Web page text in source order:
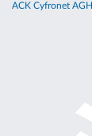
ACK Cyfronet AGH